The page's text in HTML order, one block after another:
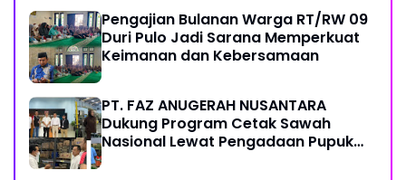
Pengajian Bulanan Warga RT/RW 09
Duri Pulo Jadi Sarana Memperkuat
Keimanan dan Kebersamaan
PT. FAZ ANUGERAH NUSANTARA
Dukung Program Cetak Sawah
Nasional Lewat Pengadaan Pupuk